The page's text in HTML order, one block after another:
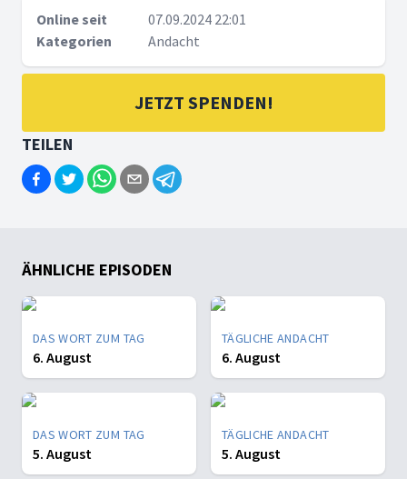
Online seit
07.09.2024 22:01
Kategorien
Andacht
JETZT SPENDEN!
TEILEN
ÄHNLICHE EPISODEN
DAS WORT ZUM TAG
6. August
TÄGLICHE ANDACHT
6. August
DAS WORT ZUM TAG
5. August
TÄGLICHE ANDACHT
5. August